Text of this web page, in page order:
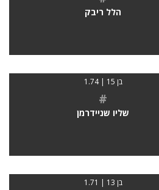
הלל ריבק
בן 15 | 1.74
#
שליו שניידרמן
בן 13 | 1.71